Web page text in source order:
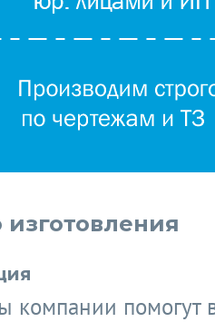
компании помогут